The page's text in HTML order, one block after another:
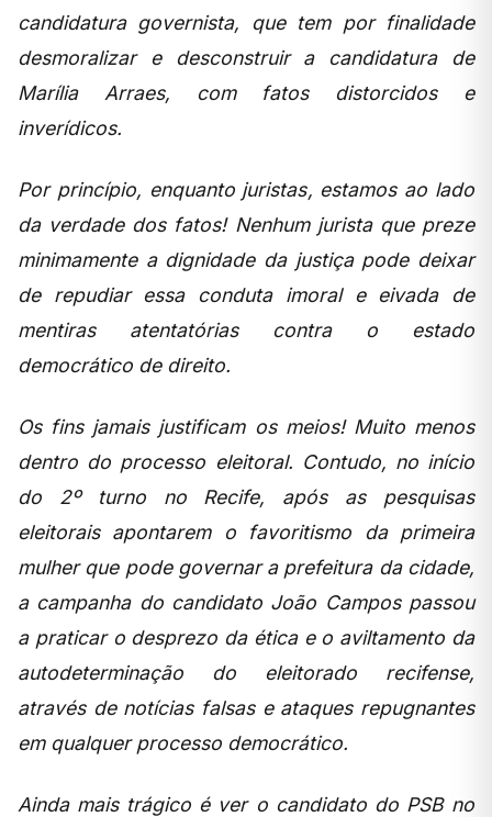
candidatura governista, que tem por finalidade
desmoralizar e desconstruir a candidatura de
Marília Arraes, com fatos distorcidos e
inverídicos.
Por princípio, enquanto juristas, estamos ao lado
da verdade dos fatos! Nenhum jurista que preze
minimamente a dignidade da justiça pode deixar
de repudiar essa conduta imoral e eivada de
mentiras atentatórias contra o estado
democrático de direito.
Os fins jamais justificam os meios! Muito menos
dentro do processo eleitoral. Contudo, no início
do 2º turno no Recife, após as pesquisas
eleitorais apontarem o favoritismo da primeira
mulher que pode governar a prefeitura da cidade,
a campanha do candidato João Campos passou
a praticar o desprezo da ética e o aviltamento da
autodeterminação do eleitorado recifense,
através de notícias falsas e ataques repugnantes
em qualquer processo democrático.
Ainda mais trágico é ver o candidato do PSB no